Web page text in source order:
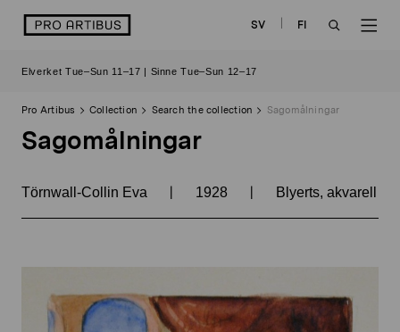
logo SV
FI
Elverket Tue–Sun 11–17 | Sinne Tue–Sun 12–17
Pro Artibus Collection Search the collection Sagomålningar
Sagomålningar
Törnwall-Collin Eva | 1928 | Blyerts, akvarell